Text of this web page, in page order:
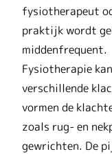
fysiotherapeut
praktijk wordt
middenfrequent.
Fysiotherapie
verschillende
vormen de
zoals rug- en
gewrichten. De